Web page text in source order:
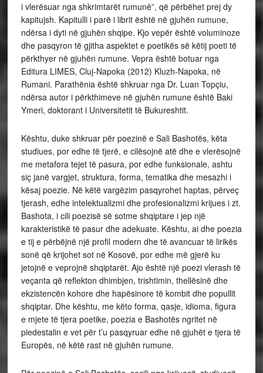
i vlerësuar nga shkrimtarët rumunë”, që përbëhet prej dy
kapitujsh. Kapitulli i parë i librit është në gjuhën rumune,
ndërsa i dyti në gjuhën shqipe. Kjo vepër është voluminoze
dhe pasqyron të gjitha aspektet e poetikës së këtij poeti të
përkthyer në gjuhën rumune. Vepra është botuar nga
Editura LIMES, Cluj-Napoka (2012) Kluzh-Napoka, në
Rumani. Parathënia është shkruar nga Dr. Luan Topçiu,
ndërsa autor i përkthimeve në gjuhën rumune është Baki
Ymeri, doktorant i Universitetit të Bukureshtit.
Kështu, duke shkruar për poezinë e Sali Bashotës, këta
studiues, por edhe të tjerë, e cilësojnë atë dhe e vlerësojnë
me metafora tejet të pasura, por edhe funksionale, ashtu
siç janë vargjet, struktura, forma, tematika dhe mesazhi i
kësaj poezie. Në këtë vargëzim pasqyrohet haptas, përveç
tjerash, edhe intelektualizmi dhe profesionalizmi krijues i zt.
Bashota, i cili poezisë së sotme shqiptare i jep një
karakteristikë të pasur dhe adekuate. Kështu, ai dhe poezia
e tij e përbëjnë një profil modern dhe të avancuar të lirikës
sonë që krijohet sot në Kosovë, por edhe më gjerë ku
jetojnë e veprojnë shqiptarët. Ajo është një poezi vlerash të
veçanta që reflekton dhimbjen, trishtimin, thellësinë dhe
ekzistencën kohore dhe hapësinore të kombit dhe popullit
shqiptar. Dhe kështu, me këto forma, qasje, idioma, figura
e mjete të tjera poetike, poezia e Bashotës ngritet në
piedestalin e vet për t’u pasqyruar edhe në gjuhët e tjera të
Europës, në këtë rast në gjuhën rumune.